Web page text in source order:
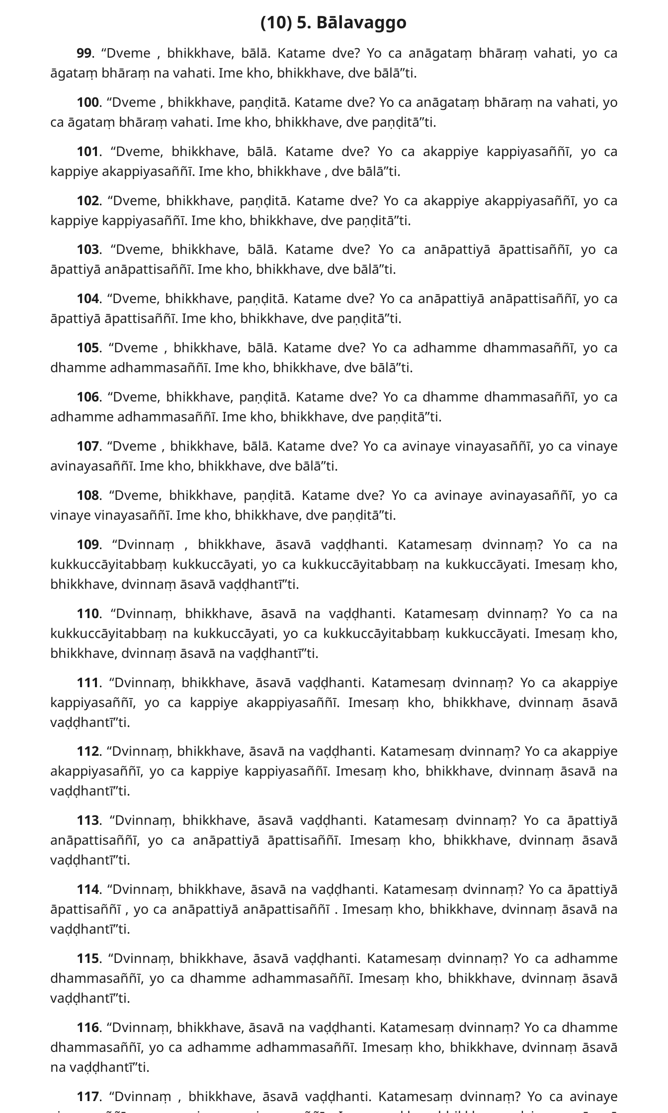
(10) 5. Bālavaggo
99. ‘‘Dveme , bhikkhave, bālā. Katame dve? Yo ca anāgataṃ bhāraṃ vahati, yo ca
āgataṃ bhāraṃ na vahati. Ime kho, bhikkhave, dve bālā’’ti.
100. ‘‘Dveme , bhikkhave, paṇḍitā. Katame dve? Yo ca anāgataṃ bhāraṃ na vahati, yo
ca āgataṃ bhāraṃ vahati. Ime kho, bhikkhave, dve paṇḍitā’’ti.
101. ‘‘Dveme, bhikkhave, bālā. Katame dve? Yo ca akappiye kappiyasaññī, yo ca
kappiye akappiyasaññī. Ime kho, bhikkhave , dve bālā’’ti.
102. ‘‘Dveme, bhikkhave, paṇḍitā. Katame dve? Yo ca akappiye akappiyasaññī, yo ca
kappiye kappiyasaññī. Ime kho, bhikkhave, dve paṇḍitā’’ti.
103. ‘‘Dveme, bhikkhave, bālā. Katame dve? Yo ca anāpattiyā āpattisaññī, yo ca
āpattiyā anāpattisaññī. Ime kho, bhikkhave, dve bālā’’ti.
104. ‘‘Dveme, bhikkhave, paṇḍitā. Katame dve? Yo ca anāpattiyā anāpattisaññī, yo ca
āpattiyā āpattisaññī. Ime kho, bhikkhave, dve paṇḍitā’’ti.
105. ‘‘Dveme , bhikkhave, bālā. Katame dve? Yo ca adhamme dhammasaññī, yo ca
dhamme adhammasaññī. Ime kho, bhikkhave, dve bālā’’ti.
106. ‘‘Dveme, bhikkhave, paṇḍitā. Katame dve? Yo ca dhamme dhammasaññī, yo ca
adhamme adhammasaññī. Ime kho, bhikkhave, dve paṇḍitā’’ti.
107. ‘‘Dveme , bhikkhave, bālā. Katame dve? Yo ca avinaye vinayasaññī, yo ca vinaye
avinayasaññī. Ime kho, bhikkhave, dve bālā’’ti.
108. ‘‘Dveme, bhikkhave, paṇḍitā. Katame dve? Yo ca avinaye avinayasaññī, yo ca
vinaye vinayasaññī. Ime kho, bhikkhave, dve paṇḍitā’’ti.
109. ‘‘Dvinnaṃ , bhikkhave, āsavā vaḍḍhanti. Katamesaṃ dvinnaṃ? Yo ca na
kukkuccāyitabbaṃ kukkuccāyati, yo ca kukkuccāyitabbaṃ na kukkuccāyati. Imesaṃ kho,
bhikkhave, dvinnaṃ āsavā vaḍḍhantī’’ti.
110. ‘‘Dvinnaṃ, bhikkhave, āsavā na vaḍḍhanti. Katamesaṃ dvinnaṃ? Yo ca na
kukkuccāyitabbaṃ na kukkuccāyati, yo ca kukkuccāyitabbaṃ kukkuccāyati. Imesaṃ kho,
bhikkhave, dvinnaṃ āsavā na vaḍḍhantī’’ti.
111. ‘‘Dvinnaṃ, bhikkhave, āsavā vaḍḍhanti. Katamesaṃ dvinnaṃ? Yo ca akappiye
kappiyasaññī, yo ca kappiye akappiyasaññī. Imesaṃ kho, bhikkhave, dvinnaṃ āsavā
vaḍḍhantī’’ti.
112. ‘‘Dvinnaṃ, bhikkhave, āsavā na vaḍḍhanti. Katamesaṃ dvinnaṃ? Yo ca akappiye
akappiyasaññī, yo ca kappiye kappiyasaññī. Imesaṃ kho, bhikkhave, dvinnaṃ āsavā na
vaḍḍhantī’’ti.
113. ‘‘Dvinnaṃ, bhikkhave, āsavā vaḍḍhanti. Katamesaṃ dvinnaṃ? Yo ca āpattiyā
anāpattisaññī, yo ca anāpattiyā āpattisaññī. Imesaṃ kho, bhikkhave, dvinnaṃ āsavā
vaḍḍhantī’’ti.
114. ‘‘Dvinnaṃ, bhikkhave, āsavā na vaḍḍhanti. Katamesaṃ dvinnaṃ? Yo ca āpattiyā
āpattisaññī , yo ca anāpattiyā anāpattisaññī . Imesaṃ kho, bhikkhave, dvinnaṃ āsavā na
vaḍḍhantī’’ti.
115. ‘‘Dvinnaṃ, bhikkhave, āsavā vaḍḍhanti. Katamesaṃ dvinnaṃ? Yo ca adhamme
dhammasaññī, yo ca dhamme adhammasaññī. Imesaṃ kho, bhikkhave, dvinnaṃ āsavā
vaḍḍhantī’’ti.
116. ‘‘Dvinnaṃ, bhikkhave, āsavā na vaḍḍhanti. Katamesaṃ dvinnaṃ? Yo ca dhamme
dhammasaññī, yo ca adhamme adhammasaññī. Imesaṃ kho, bhikkhave, dvinnaṃ āsavā
na vaḍḍhantī’’ti.
117. ‘‘Dvinnaṃ , bhikkhave, āsavā vaḍḍhanti. Katamesaṃ dvinnaṃ? Yo ca avinaye